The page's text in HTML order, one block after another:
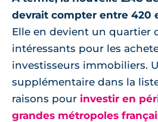
devrait compter entre 420
Elle en devient un quartier
intéressants pour les
investisseurs immobiliers.
supplémentaire dans la
raisons pour investir en
grandes métropoles